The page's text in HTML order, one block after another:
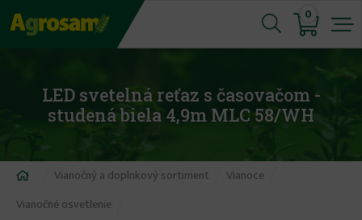
Jump
to
0
LED svetelná reťaz s časovačom -
studená biela 4,9m MLC 58/WH
Nachádzate
sa
Vianočný a doplnkový sortiment
Vianoce
Vianočné osvetlenie